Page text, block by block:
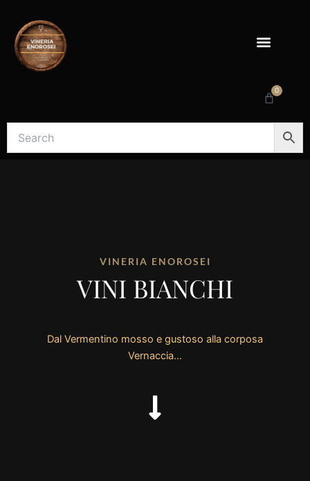
contenuto
0
Carrello
VINERIA ENOROSEI
VINI BIANCHI
Dal Vermentino mosso e gustoso alla corposa
Vernaccia…